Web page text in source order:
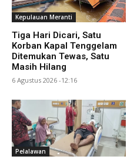
Kepulauan Meranti
Tiga Hari Dicari, Satu
Korban Kapal Tenggelam
Ditemukan Tewas, Satu
Masih Hilang
6 Agustus 2026 -12:16
Pelalawan